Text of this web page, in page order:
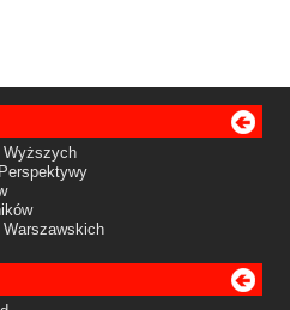
Wyższych
Warszawskich